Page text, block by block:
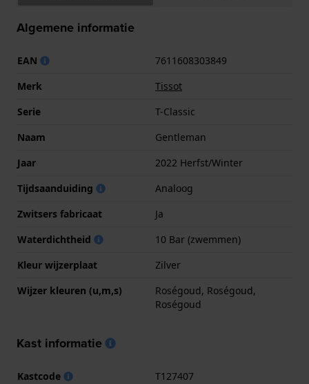
Algemene informatie
EAN
7611608303849
Merk
Tissot
Serie
T-Classic
Naam
Gentleman
Jaar
2022 Herfst/Winter
Tijdsaanduiding
Analoog
Zwitsers fabricaat
Ja
Waterdichtheid
10 Bar (zwemmen)
Kleur wijzerplaat
Zilver
Wijzer kleuren (u,m,s)
Roségoud, Roségoud,
Roségoud
Kast informatie
Kastcode
T127407